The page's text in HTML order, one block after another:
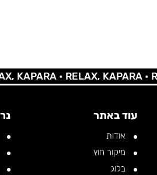
•RELAX, KAPARA •
עוד באתר
אודות
מיקור חוץ
בלוג